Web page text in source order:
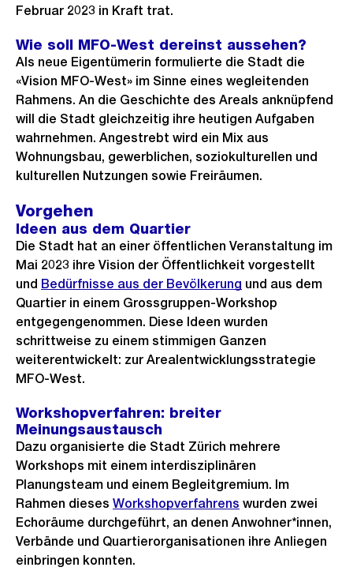
s
n
Februar 2023 in Kraft trat.
Wie soll MFO-West dereinst aussehen?
Als neue Eigentümerin formulierte die Stadt die
«Vision MFO-West» im Sinne eines wegleitenden
Rahmens. An die Geschichte des Areals anknüpfend
will die Stadt gleichzeitig ihre heutigen Aufgaben
wahrnehmen. Angestrebt wird ein Mix aus
Wohnungsbau, gewerblichen, soziokulturellen und
kulturellen Nutzungen sowie Freiräumen.
Vorgehen
Ideen aus dem Quartier
Die Stadt hat an einer öffentlichen Veranstaltung im
Mai 2023 ihre Vision der Öffentlichkeit vorgestellt
und Bedürfnisse aus der Bevölkerung und aus dem
Quartier in einem Grossgruppen-Workshop
entgegengenommen. Diese Ideen wurden
schrittweise zu einem stimmigen Ganzen
weiterentwickelt: zur Arealentwicklungsstrategie
MFO-West.
Workshopverfahren: breiter
Meinungsaustausch
Dazu organisierte die Stadt Zürich mehrere
Workshops mit einem interdisziplinären
Planungsteam und einem Begleitgremium. Im
Rahmen dieses Workshopverfahrens wurden zwei
Echoräume durchgeführt, an denen Anwohner*innen,
Verbände und Quartierorganisationen ihre Anliegen
einbringen konnten.